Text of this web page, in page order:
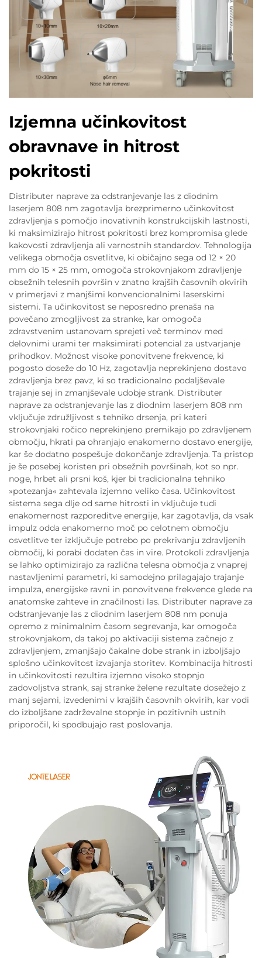
Izjemna učinkovitost
obravnave in hitrost
pokritosti
Distributer naprave za odstranjevanje las z diodnim
laserjem 808 nm zagotavlja brezprimerno učinkovitost
zdravljenja s pomočjo inovativnih konstrukcijskih lastnosti,
ki maksimizirajo hitrost pokritosti brez kompromisa glede
kakovosti zdravljenja ali varnostnih standardov. Tehnologija
velikega območja osvetlitve, ki običajno sega od 12 × 20
mm do 15 × 25 mm, omogoča strokovnjakom zdravljenje
obsežnih telesnih površin v znatno krajših časovnih okvirih
v primerjavi z manjšimi konvencionalnimi laserskimi
sistemi. Ta učinkovitost se neposredno prenaša na
povečano zmogljivost za stranke, kar omogoča
zdravstvenim ustanovam sprejeti več terminov med
delovnimi urami ter maksimirati potencial za ustvarjanje
prihodkov. Možnost visoke ponovitvene frekvence, ki
pogosto doseže do 10 Hz, zagotavlja neprekinjeno dostavo
zdravljenja brez pavz, ki so tradicionalno podaljševale
trajanje sej in zmanjševale udobje strank. Distributer
naprave za odstranjevanje las z diodnim laserjem 808 nm
vključuje združljivost s tehniko drsenja, pri kateri
strokovnjaki ročico neprekinjeno premikajo po zdravljenem
območju, hkrati pa ohranjajo enakomerno dostavo energije,
kar še dodatno pospešuje dokončanje zdravljenja. Ta pristop
je še posebej koristen pri obsežnih površinah, kot so npr.
noge, hrbet ali prsni koš, kjer bi tradicionalna tehniko
»potezanja« zahtevala izjemno veliko časa. Učinkovitost
sistema sega dlje od same hitrosti in vključuje tudi
enakomernost razporeditve energije, kar zagotavlja, da vsak
impulz odda enakomerno moč po celotnem območju
osvetlitve ter izključuje potrebo po prekrivanju zdravljenih
območij, ki porabi dodaten čas in vire. Protokoli zdravljenja
se lahko optimizirajo za različna telesna območja z vnaprej
nastavljenimi parametri, ki samodejno prilagajajo trajanje
impulza, energijske ravni in ponovitvene frekvence glede na
anatomske zahteve in značilnosti las. Distributer naprave za
odstranjevanje las z diodnim laserjem 808 nm ponuja
opremo z minimalnim časom segrevanja, kar omogoča
strokovnjakom, da takoj po aktivaciji sistema začnejo z
zdravljenjem, zmanjšajo čakalne dobe strank in izboljšajo
splošno učinkovitost izvajanja storitev. Kombinacija hitrosti
in učinkovitosti rezultira izjemno visoko stopnjo
zadovoljstva strank, saj stranke želene rezultate dosežejo z
manj sejami, izvedenimi v krajših časovnih okvirih, kar vodi
do izboljšane zadrževalne stopnje in pozitivnih ustnih
priporočil, ki spodbujajo rast poslovanja.